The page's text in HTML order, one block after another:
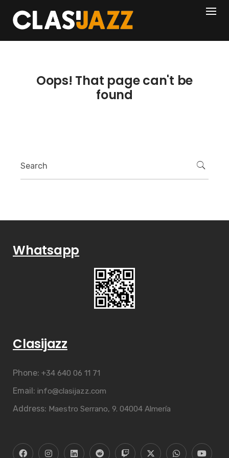
content
404
Oops! That page can't be
found
Whatsapp
Clasijazz
Phone: +34 640 06 11 71
Email: info@clasijazz.com
Address: Maestro Serrano, 9. 04004 Almería